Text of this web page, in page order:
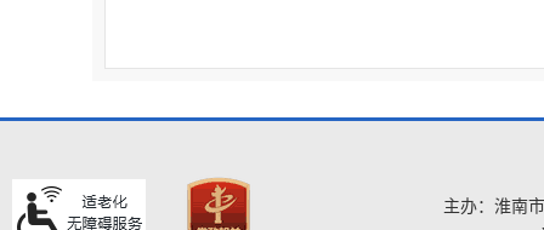
主办：淮南